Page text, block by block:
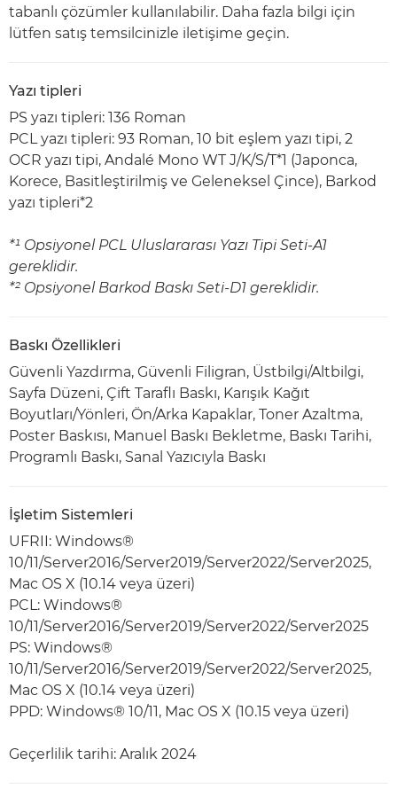
tabanlı çözümler kullanılabilir. Daha fazla bilgi için
lütfen satış temsilcinizle iletişime geçin.
Yazı tipleri
PS yazı tipleri: 136 Roman
PCL yazı tipleri: 93 Roman, 10 bit eşlem yazı tipi, 2
OCR yazı tipi, Andalé Mono WT J/K/S/T*1 (Japonca,
Korece, Basitleştirilmiş ve Geleneksel Çince), Barkod
yazı tipleri*2
*¹ Opsiyonel PCL Uluslararası Yazı Tipi Seti-A1
gereklidir.
*² Opsiyonel Barkod Baskı Seti-D1 gereklidir.
Baskı Özellikleri
Güvenli Yazdırma, Güvenli Filigran, Üstbilgi/Altbilgi,
Sayfa Düzeni, Çift Taraflı Baskı, Karışık Kağıt
Boyutları/Yönleri, Ön/Arka Kapaklar, Toner Azaltma,
Poster Baskısı, Manuel Baskı Bekletme, Baskı Tarihi,
Programlı Baskı, Sanal Yazıcıyla Baskı
İşletim Sistemleri
UFRII: Windows®
10/11/Server2016/Server2019/Server2022/Server2025,
Mac OS X (10.14 veya üzeri)
PCL: Windows®
10/11/Server2016/Server2019/Server2022/Server2025
PS: Windows®
10/11/Server2016/Server2019/Server2022/Server2025,
Mac OS X (10.14 veya üzeri)
PPD: Windows® 10/11, Mac OS X (10.15 veya üzeri)
Geçerlilik tarihi: Aralık 2024